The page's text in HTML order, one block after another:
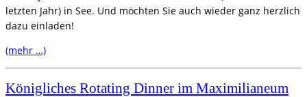
letzten Jahr) in See. Und möchten Sie auch wieder ganz herzlich
dazu einladen!
(mehr …)
Königliches Rotating Dinner im Maximilianeum